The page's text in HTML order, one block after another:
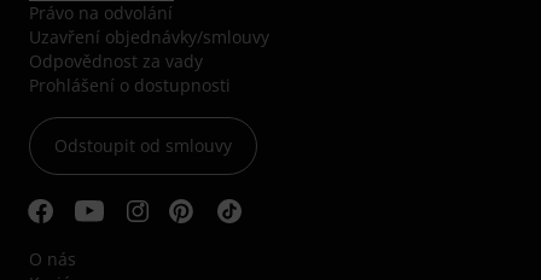
Právo na odvolání
Uzavření objednávky/smlouvy
Odpovědnost za vady
Prohlášení o dostupnosti
Odstoupit od smlouvy
O nás